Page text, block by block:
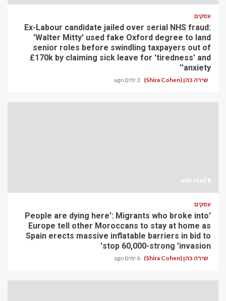
עסקים
Ex-Labour candidate jailed over serial NHS fraud:
'Walter Mitty' used fake Oxford degree to land
senior roles before swindling taxpayers out of
£170k by claiming sick leave for 'tiredness' and
'anxiety'
שירה כהן (Shira Cohen) 3 ימים ago
8 min read
עסקים
'People are dying here': Migrants who broke into
Europe tell other Moroccans to stay at home as
Spain erects massive inflatable barriers in bid to
stop 60,000-strong 'invasion'
שירה כהן (Shira Cohen) 6 ימים ago